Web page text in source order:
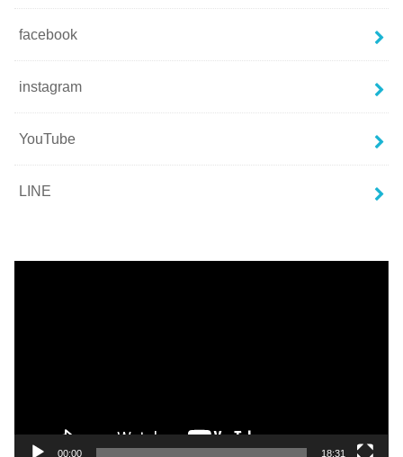
facebook
instagram
YouTube
LINE
00:00 18:31